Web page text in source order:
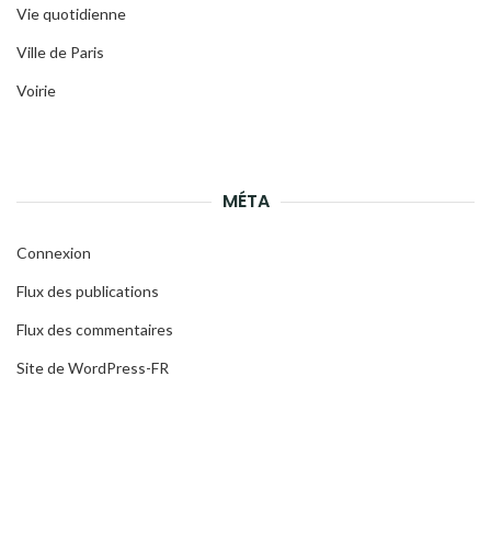
Vie quotidienne
Ville de Paris
Voirie
MÉTA
Connexion
Flux des publications
Flux des commentaires
Site de WordPress-FR